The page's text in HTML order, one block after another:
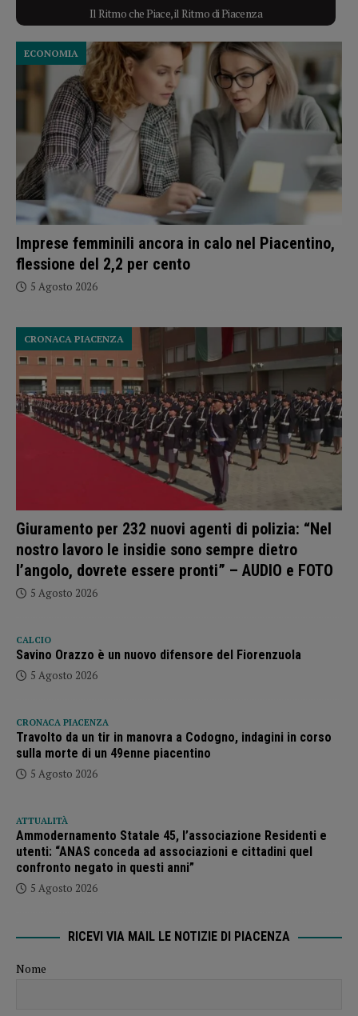
Il Ritmo che Piace, il Ritmo di Piacenza
Imprese femminili ancora in calo nel Piacentino,
flessione del 2,2 per cento
ECONOMIA
5 Agosto 2026
Giuramento per 232 nuovi agenti di polizia: “Nel
nostro lavoro le insidie sono sempre dietro
l’angolo, dovrete essere pronti” – AUDIO e FOTO
CRONACA PIACENZA
5 Agosto 2026
CALCIO
Savino Orazzo è un nuovo difensore del Fiorenzuola
5 Agosto 2026
CRONACA PIACENZA
Travolto da un tir in manovra a Codogno, indagini in corso
sulla morte di un 49enne piacentino
5 Agosto 2026
ATTUALITÀ
Ammodernamento Statale 45, l’associazione Residenti e
utenti: “ANAS conceda ad associazioni e cittadini quel
confronto negato in questi anni”
5 Agosto 2026
RICEVI VIA MAIL LE NOTIZIE DI PIACENZA
Nome